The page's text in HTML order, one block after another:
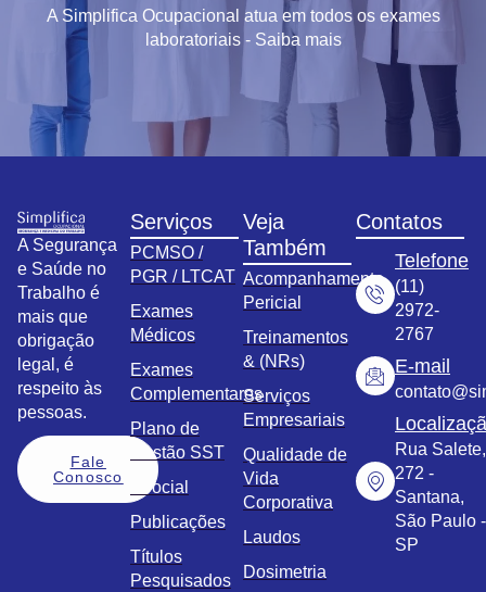
A Simplifica Ocupacional atua em todos os exames
laboratoriais - Saiba mais
A Segurança
e Saúde no
Trabalho é
mais que
obrigação
legal, é
respeito às
pessoas.
Fale
Conosco
Serviços
PCMSO /
PGR / LTCAT
Exames
Médicos
Exames
Complementares
Plano de
Gestão SST
eSocial
Publicações
Títulos
Pesquisados
Veja
Também
Acompanhamento
Pericial
Treinamentos
& (NRs)
Serviços
Empresariais
Qualidade de
Vida
Corporativa
Laudos
Dosimetria
Contatos
Telefone
(11)
2972-
2767
E-mail
Rua Salete,
272 -
Santana,
São Paulo -
SP